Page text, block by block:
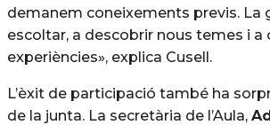
demanem coneixements previs. La
escoltar, a descobrir nous temes i
experiències», explica Cusell.
L’èxit de participació també ha
de la junta. La secretària de l’Aula,